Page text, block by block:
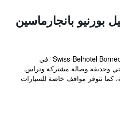
بورنيو بانجارماسين
يقع مكان إقامة "Swiss-Belhotel Borneo Banjarmasin" في
وحديقة وصالة مشتركة وتراس.
كما تتوفر مواقف خاصة للسيارات